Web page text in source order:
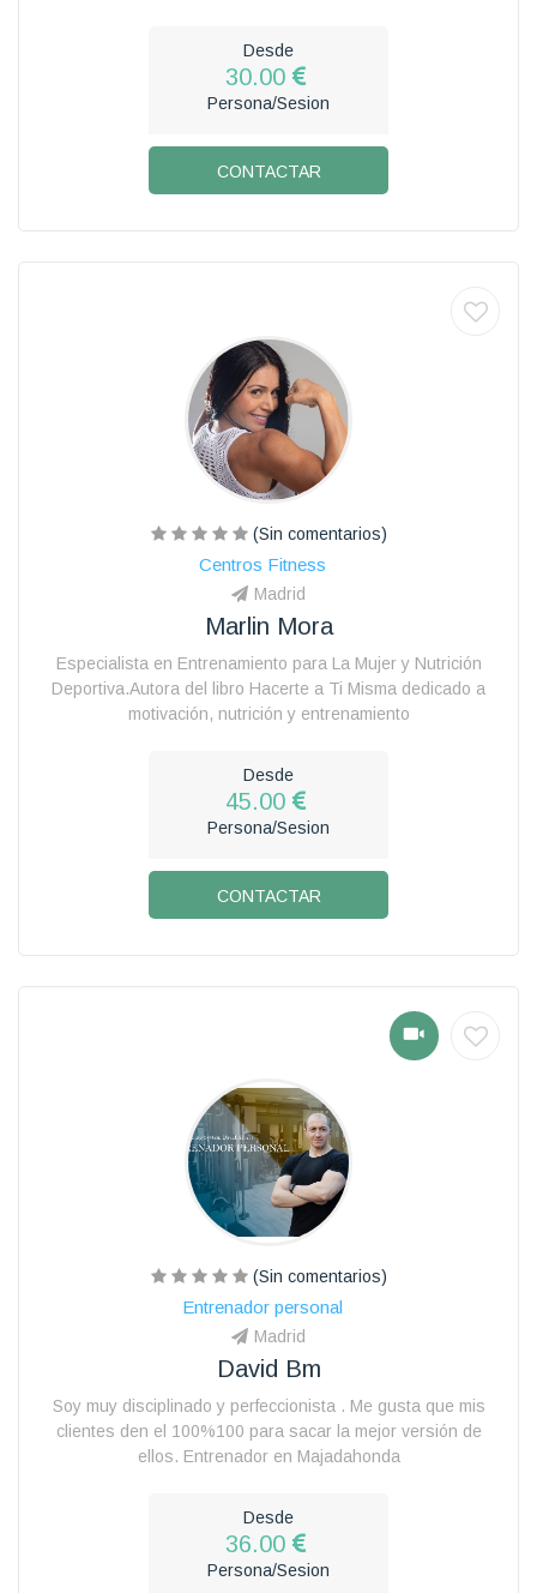
Desde
30.00
Persona/Sesion
CONTACTAR
(Sin comentarios)
Centros Fitness
Madrid
Marlin Mora
Especialista en Entrenamiento para La Mujer y Nutrición
Deportiva.Autora del libro Hacerte a Ti Misma dedicado a
motivación, nutrición y entrenamiento
Desde
45.00
Persona/Sesion
CONTACTAR
(Sin comentarios)
Entrenador personal
Madrid
David Bm
Soy muy disciplinado y perfeccionista . Me gusta que mis
clientes den el 100%100 para sacar la mejor versión de
ellos. Entrenador en Majadahonda
Desde
36.00
Persona/Sesion